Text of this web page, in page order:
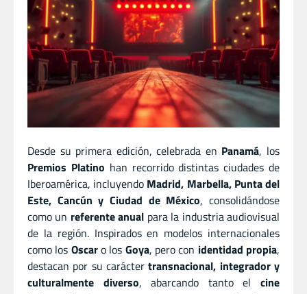
Desde su primera edición, celebrada en Panamá, los
Premios Platino han recorrido distintas ciudades de
Iberoamérica, incluyendo Madrid, Marbella, Punta del
Este, Cancún y Ciudad de México, consolidándose
como un referente anual para la industria audiovisual
de la región. Inspirados en modelos internacionales
como los Oscaro los Goya, pero con identidad propia,
destacan por su caráctertransnacional, integrador y
culturalmente diverso, abarcando tanto elcine